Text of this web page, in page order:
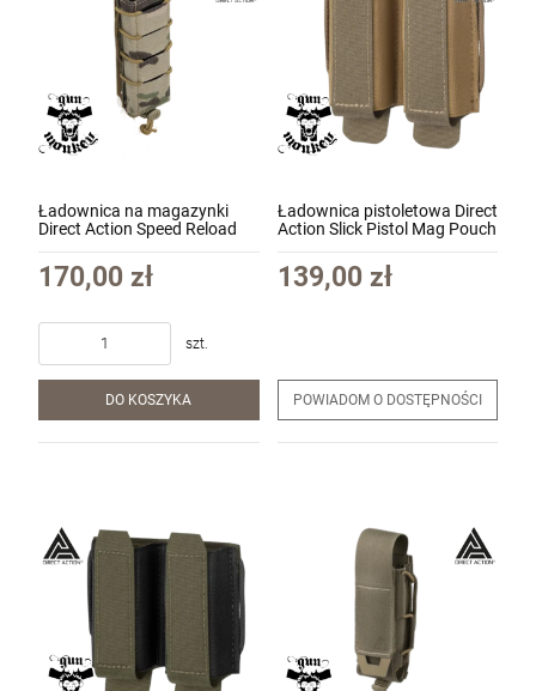
Ładownica na magazynki
Direct Action Speed Reload
MultiCam (PO-SMSR-CD5-
MCM)
170,00 zł
szt.
DO KOSZYKA
Ładownica pistoletowa Direct
Action Slick Pistol Mag Pouch
PTSL-CD5-AGR)
139,00 zł
POWIADOM O DOSTĘPNOŚCI